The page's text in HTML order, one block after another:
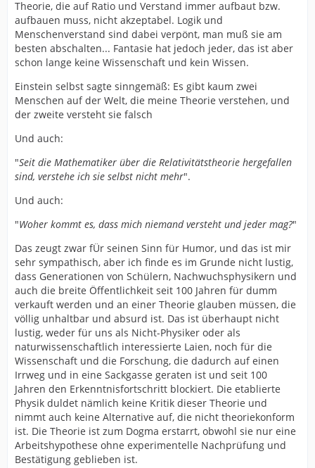
Theorie, die auf Ratio und Verstand immer aufbaut bzw.
aufbauen muss, nicht akzeptabel. Logik und
Menschenverstand sind dabei verpönt, man muß sie am
besten abschalten... Fantasie hat jedoch jeder, das ist aber
schon lange keine Wissenschaft und kein Wissen.
Einstein selbst sagte sinngemäß: Es gibt kaum zwei
Menschen auf der Welt, die meine Theorie verstehen, und
der zweite versteht sie falsch
Und auch:
"Seit die Mathematiker über die Relativitätstheorie hergefallen
sind, verstehe ich sie selbst nicht mehr".
Und auch:
"Woher kommt es, dass mich niemand versteht und jeder mag?"
Das zeugt zwar fÜr seinen Sinn für Humor, und das ist mir
sehr sympathisch, aber ich finde es im Grunde nicht lustig,
dass Generationen von Schülern, Nachwuchsphysikern und
auch die breite Öffentlichkeit seit 100 Jahren für dumm
verkauft werden und an einer Theorie glauben müssen, die
völlig unhaltbar und absurd ist. Das ist überhaupt nicht
lustig, weder für uns als Nicht-Physiker oder als
naturwissenschaftlich interessierte Laien, noch für die
Wissenschaft und die Forschung, die dadurch auf einen
Irrweg und in eine Sackgasse geraten ist und seit 100
Jahren den Erkenntnisfortschritt blockiert. Die etablierte
Physik duldet nämlich keine Kritik dieser Theorie und
nimmt auch keine Alternative auf, die nicht theoriekonform
ist. Die Theorie ist zum Dogma erstarrt, obwohl sie nur eine
Arbeitshypothese ohne experimentelle Nachprüfung und
Bestätigung geblieben ist.